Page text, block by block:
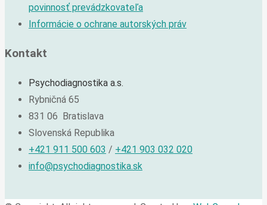
povinnosť prevádzkovateľa
Informácie o ochrane autorských práv
Kontakt
Psychodiagnostika a.s.
Rybničná 65
831 06 Bratislava
Slovenská Republika
+421 911 500 603 / +421 903 032 020
info@psychodiagnostika.sk